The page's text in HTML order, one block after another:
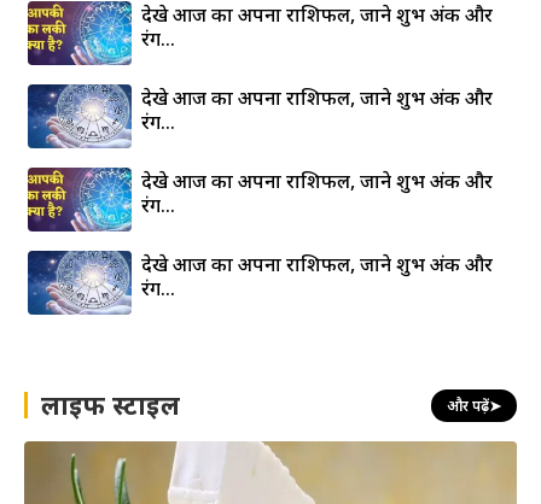
देखे आज का अपना राशिफल, जाने शुभ अंक और
रंग…
देखे आज का अपना राशिफल, जाने शुभ अंक और
रंग…
देखे आज का अपना राशिफल, जाने शुभ अंक और
रंग…
देखे आज का अपना राशिफल, जाने शुभ अंक और
रंग…
लाइफ स्टाइल और पढ़ें➤